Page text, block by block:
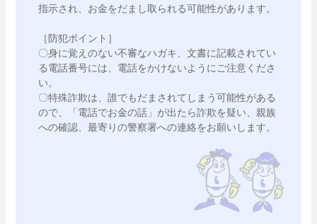
指示され、お金をだまし取られる可能性があります。
［防犯ポイント］
〇身に覚えのない不審なハガキ、文書に記載されてい
る電話番号には、電話をかけないようにご注意くださ
い。
〇特殊詐欺は、誰でもだまされてしまう可能性がある
ので、「電話でお金の話」が出たら詐欺を疑い、親族
への確認、最寄りの警察署への連絡をお願いします。